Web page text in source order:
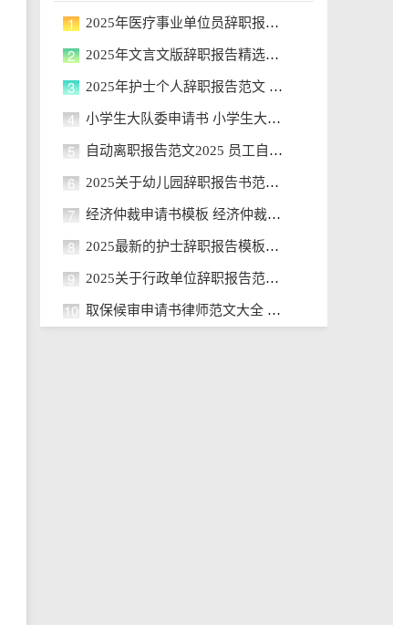
1 2025年医疗事业单位员辞职报告范文
2 2025年文言文版辞职报告精选范文
3 2025年护士个人辞职报告范文 护士
4 小学生大队委申请书 小学生大队委
5 自动离职报告范文2025 员工自动离
6 2025关于幼儿园辞职报告书范文 幼
7 经济仲裁申请书模板 经济仲裁申请
8 2025最新的护士辞职报告模板汇总
9 2025关于行政单位辞职报告范文 行
10 取保候审申请书律师范文大全 关于